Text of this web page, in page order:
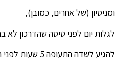
ומניסיון (של אחרים, כמובן),
לגלות יום לפני טיסה שהדרכון לא
להגיע לשדה התעופה 5 שעות לפני ההמראה